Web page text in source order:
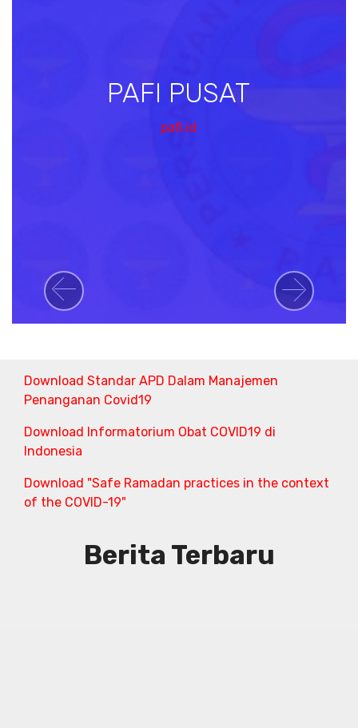
PAFI PUSAT
pafi.id
Previous Next
Download Standar APD Dalam Manajemen
Penanganan Covid19
Download Informatorium Obat COVID19 di
Indonesia
Download "Safe Ramadan practices in the context
of the COVID-19"
Berita Terbaru